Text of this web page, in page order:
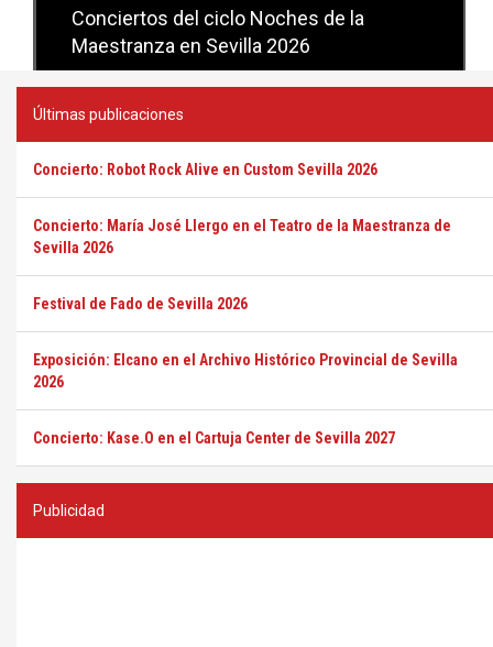
Conciertos del ciclo Noches de la
Maestranza en Sevilla 2026
Conciertos del ciclo Candlelight en
Sevilla
Últimas publicaciones
Concierto: Robot Rock Alive en Custom Sevilla 2026
Concierto: María José Llergo en el Teatro de la Maestranza de
Sevilla 2026
Festival de Fado de Sevilla 2026
Exposición: Elcano en el Archivo Histórico Provincial de Sevilla
2026
Concierto: Kase.O en el Cartuja Center de Sevilla 2027
Publicidad